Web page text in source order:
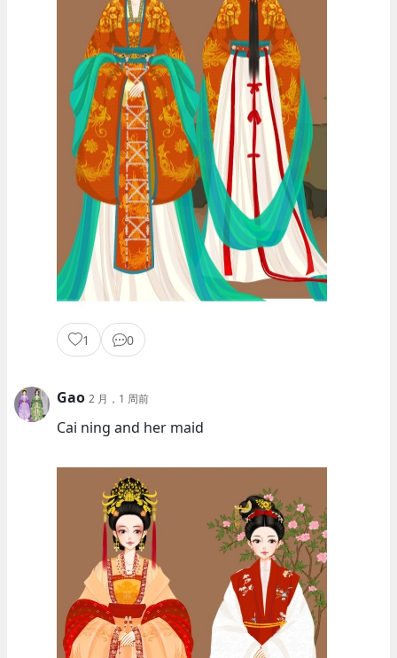
1 0
Gao 2 月，1 周前
Cai ning and her maid